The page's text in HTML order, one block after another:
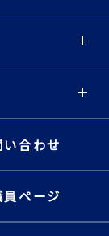
い合わせ
員ページ